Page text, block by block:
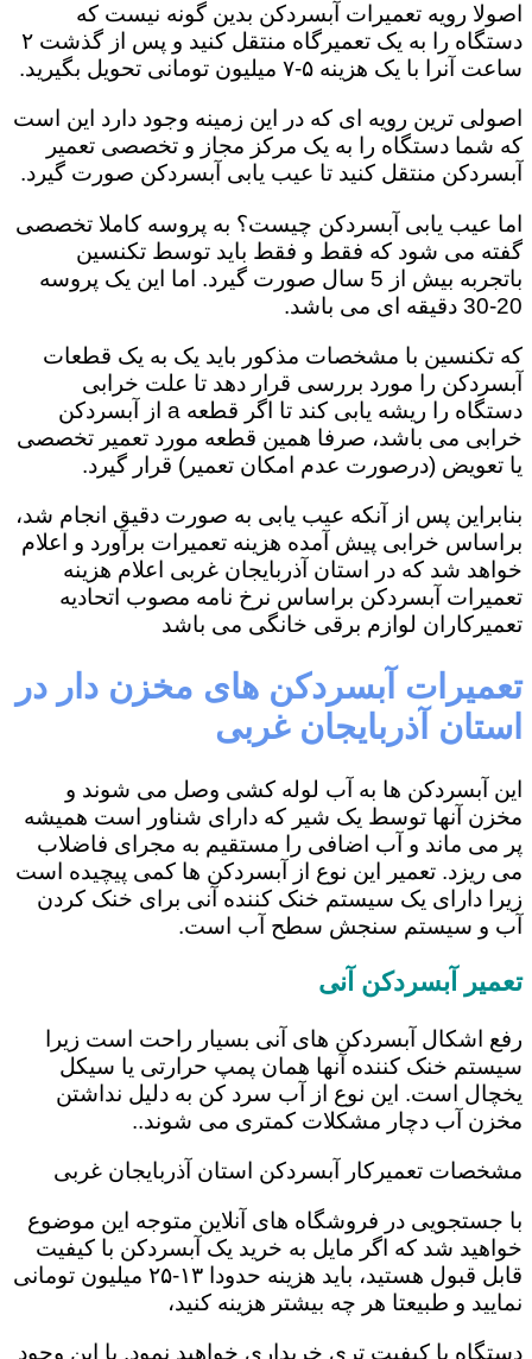
اصولا رویه تعمیرات آبسردکن بدین گونه نیست که
دستگاه را به یک تعمیرگاه منتقل کنید و پس از گذشت ۲
ساعت آنرا با یک هزینه ۵-۷ میلیون تومانی تحویل بگیرید.
اصولی ترین رویه ای که در این زمینه وجود دارد این است
که شما دستگاه را به یک مرکز مجاز و تخصصی تعمیر
آبسردکن منتقل کنید تا عیب یابی آبسردکن صورت گیرد.
اما عیب یابی آبسردکن چیست؟ به پروسه کاملا تخصصی
گفته می شود که فقط و فقط باید توسط تکنسین
باتجربه بیش از 5 سال صورت گیرد. اما این یک پروسه
20-30 دقیقه ای می باشد.
که تکنسین با مشخصات مذکور باید یک به یک قطعات
آبسردکن را مورد بررسی قرار دهد تا علت خرابی
دستگاه را ریشه یابی کند تا اگر قطعه a از آبسردکن
خرابی می باشد، صرفا همین قطعه مورد تعمیر تخصصی
یا تعویض (درصورت عدم امکان تعمیر) قرار گیرد.
بنابراین پس از آنکه عیب یابی به صورت دقیق انجام شد،
براساس خرابی پیش آمده هزینه تعمیرات برآورد و اعلام
خواهد شد که در استان آذربایجان غربی اعلام هزینه
تعمیرات آبسردکن براساس نرخ نامه مصوب اتحادیه
تعمیرکاران لوازم برقی خانگی می باشد
تعمیرات آبسردکن های مخزن دار در
استان آذربایجان غربی
این آبسردکن ها به آب لوله کشی وصل می شوند و
مخزن آنها توسط یک شیر که دارای شناور است همیشه
پر می ماند و آب اضافی را مستقیم به مجرای فاضلاب
می ریزد. تعمیر این نوع از آبسردکن ها کمی پیچیده است
زیرا دارای یک سیستم خنک کننده آنی برای خنک کردن
آب و سیستم سنجش سطح آب است.
تعمیر آبسردکن آنی
رفع اشکال آبسردکن های آنی بسیار راحت است زیرا
سیستم خنک کننده آنها همان پمپ حرارتی یا سیکل
یخچال است. این نوع از آب سرد کن به دلیل نداشتن
مخزن آب دچار مشکلات کمتری می شوند..
مشخصات تعمیرکار آبسردکن استان آذربایجان غربی
با جستجویی در فروشگاه های آنلاین متوجه این موضوع
خواهید شد که اگر مایل به خرید یک آبسردکن با کیفیت
قابل قبول هستید، باید هزینه حدودا ۱۳-۲۵ میلیون تومانی
نمایید و طبیعتا هر چه بیشتر هزینه کنید،
دستگاه با کیفیت تری خریداری خواهید نمود. با این وجود